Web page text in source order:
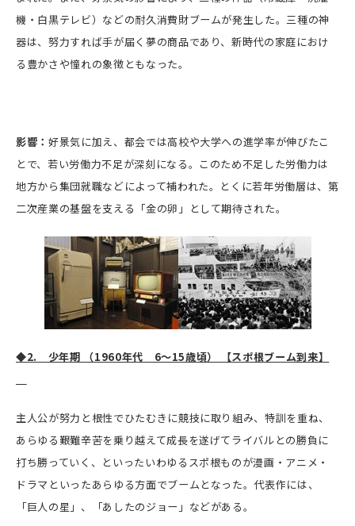
機・白黒テレビ）などの耐久消費財ブームが発生した。三種の神
器は、努力すれば手が届く夢の商品であり、新時代の家庭におけ
る豊かさや憧れの象徴ともなった。
影響： 好景気に加え、都会では高校や大学への進学率が伸びたこ
とで、若い労働力不足が深刻になる。このため不足した労働力は
地方から集団就職などによって補われた。とくに若年労働層は、第
二次産業の基盤を支える「金の卵」として期待された。
◆2. 少年期 （1960年代 6～15歳頃） 【スポ根ブーム到来】
主人公が努力と根性でひたむきに競技に取り組み、特訓を重ね、
あらゆる艱難辛苦を乗り越えて成長を遂げてライバルとの勝負に
打ち勝っていく、といったいわゆるスポ根ものが漫画・アニメ・
ドラマといったあらゆる方面でブームとなった。代表作には、
「巨人の星」、「あしたのジョー」などがある。